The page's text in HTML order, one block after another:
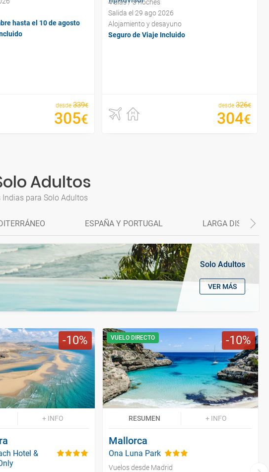
hasta el 10 de agosto
desde 339€
305€
4 días / 3 noches
Salida el 29 ago 2026
Alojamiento y desayuno
Seguro de Viaje Incluido
desde 326€
304€
Adultos
para Solo Adultos
ESPAÑA Y PORTUGAL LARGA DISTANCIA
Solo Adultos
VER MÁS
10
+ INFO
Hotel &
10
VUELO DIRECTO
RESUMEN + INFO
Mallorca
Ona Luna Park
Vuelos desde Madrid